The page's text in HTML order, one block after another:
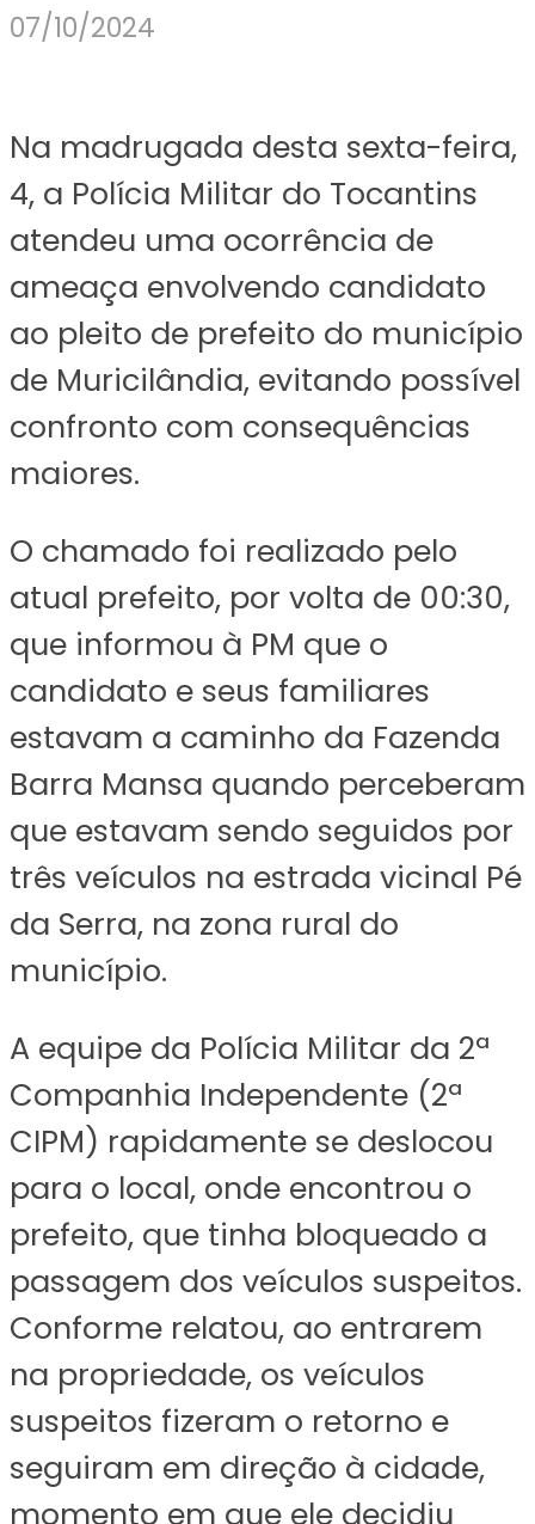
07/10/2024
Na madrugada desta sexta-feira,
4, a Polícia Militar do Tocantins
atendeu uma ocorrência de
ameaça envolvendo candidato
ao pleito de prefeito do município
de Muricilândia, evitando possível
confronto com consequências
maiores.
O chamado foi realizado pelo
atual prefeito, por volta de 00:30,
que informou à PM que o
candidato e seus familiares
estavam a caminho da Fazenda
Barra Mansa quando perceberam
que estavam sendo seguidos por
três veículos na estrada vicinal Pé
da Serra, na zona rural do
município.
A equipe da Polícia Militar da 2ª
Companhia Independente (2ª
CIPM) rapidamente se deslocou
para o local, onde encontrou o
prefeito, que tinha bloqueado a
passagem dos veículos suspeitos.
Conforme relatou, ao entrarem
na propriedade, os veículos
suspeitos fizeram o retorno e
seguiram em direção à cidade,
momento em que ele decidiu